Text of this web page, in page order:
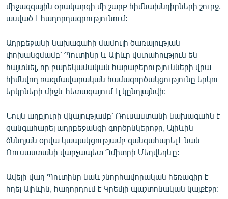
«Ազատության» բոլոր կայքերը
միջազգային օրակարգի մի շարք հիմնախնդիրների շուրջ,
ասված է հաղորդագրությունում:
Ադրբեջանի նախագահի մամուլի ծառայության
փոխանցմամբ՝ Պուտինը և Ալիևը վստահություն են
հայտնել, որ բարեկամական հարաբերությունների վրա
հիմնվող ռազմավարական համագործակցությունը երկու
երկրների միջև հետագայում էլ կընդլայնվի:
Նույն աղբյուրի վկայությամբ՝ Ռուսաստանի նախագահն է
զանգահարել ադրբեջանցի գործընկերոջը, Ալիևին
ծննդյան օրվա կապակցությամբ զանգահարել է նաև
Ռուսաստանի վարչապետ Դմիտրի Մեդվեդևը:
Ավելի վաղ Պուտինը նաև շնորհավորական հեռագիր է
հղել Ալիևին, հաղորդում է Կրեմլի պաշտոնական կայքէջը: